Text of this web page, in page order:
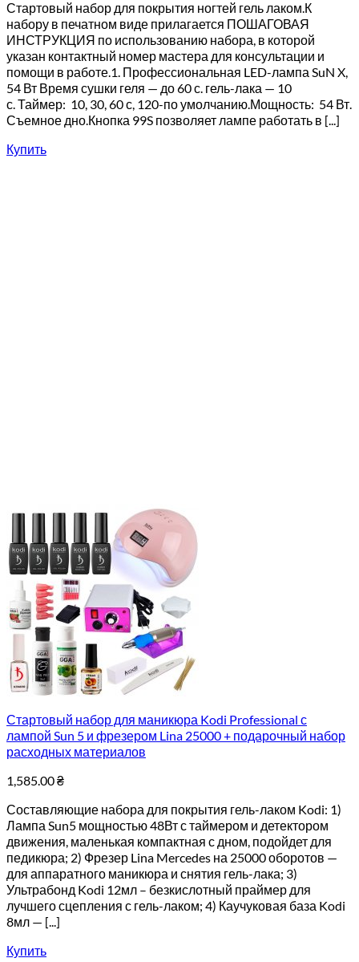
Стартовый набор для покрытия ногтей гель лаком.К
набору в печатном виде прилагается ПОШАГОВАЯ
ИНСТРУКЦИЯ по использованию набора, в которой
указан контактный номер мастера для консультации и
помощи в работе.1. Профессиональная LED-лампа SuN X,
54 Вт Время сушки геля — до 60 с. гель-лака — 10
с. Таймер: 10, 30, 60 с, 120-по умолчанию.Мощность: 54 Вт.
Съемное дно.Кнопка 99S позволяет лампе работать в [...]
Купить
Стартовый набор для маникюра Kodi Professional с
лампой Sun 5 и фрезером Lina 25000 + подарочный набор
расходных материалов
1,585.00₴
Составляющие набора для покрытия гель-лаком Kodi: 1)
Лампа Sun5 мощностью 48Вт с таймером и детектором
движения, маленькая компактная с дном, подойдет для
педикюра; 2) Фрезер Lina Mercedes на 25000 оборотов —
для аппаратного маникюра и снятия гель-лака; 3)
Ультрабонд Kodi 12мл – безкислотный праймер для
лучшего сцепления с гель-лаком; 4) Каучуковая база Kodi
8мл — [...]
Купить